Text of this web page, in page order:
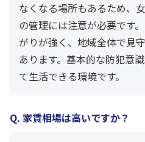
なくなる場所もあるため、
の管理には注意が必要です
がりが強く、地域全体で見
あります。基本的な防犯意
て生活できる環境です。
Q. 家賃相場は高いですか？